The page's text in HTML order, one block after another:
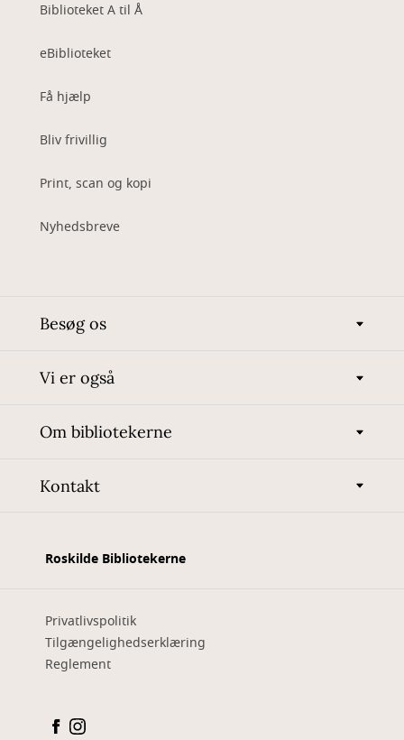
Biblioteket A til Å
eBiblioteket
Få hjælp
Bliv frivillig
Print, scan og kopi
Nyhedsbreve
Besøg os
Vi er også
Om bibliotekerne
Kontakt
Roskilde Bibliotekerne
Privatlivspolitik
Tilgængelighedserklæring
Reglement